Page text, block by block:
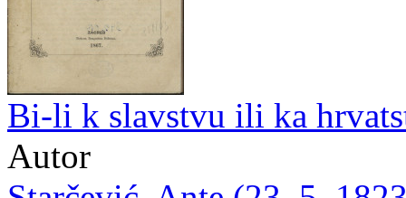
Bi-li k slavstvu ili ka
Autor